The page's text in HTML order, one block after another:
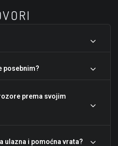
posebnim?
prema svojim
ulazna i pomoćna vrata?